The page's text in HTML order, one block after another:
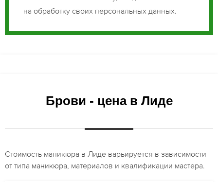
на обработку своих персональных данных.
Брови - цена в Лиде
Стоимость маникюра в Лиде варьируется в зависимости
от типа маникюра, материалов и квалификации мастера.